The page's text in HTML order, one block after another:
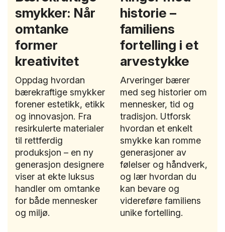
smykker: Når
omtanke
former
kreativitet
Oppdag hvordan
bærekraftige smykker
forener estetikk, etikk
og innovasjon. Fra
resirkulerte materialer
til rettferdig
produksjon – en ny
generasjon designere
viser at ekte luksus
handler om omtanke
for både mennesker
og miljø.
historie –
familiens
fortelling i et
arvestykke
Arveringer bærer
med seg historier om
mennesker, tid og
tradisjon. Utforsk
hvordan et enkelt
smykke kan romme
generasjoner av
følelser og håndverk,
og lær hvordan du
kan bevare og
videreføre familiens
unike fortelling.